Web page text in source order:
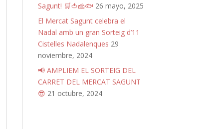
Sagunt! 🛒🍅🧀🐟 26 mayo, 2025
El Mercat Sagunt celebra el
Nadal amb un gran Sorteig d’11
Cistelles Nadalenques 29
noviembre, 2024
📢 AMPLIEM EL SORTEIG DEL
CARRET DEL MERCAT SAGUNT
😎 21 octubre, 2024